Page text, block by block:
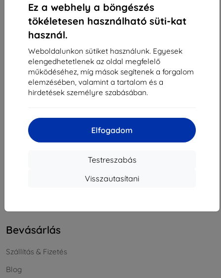
Ez a webhely a böngészés
tökéletesen használható süti-kat
használ.
Weboldalunkon sütiket használunk. Egyesek
elengedhetetlenek az oldal megfelelő
működéséhez, míg mások segítenek a forgalom
elemzésében, valamint a tartalom és a
hirdetések személyre szabásában.
Elfogadom
Testreszabás
Visszautasítani
Shield-Sk s.r.o.
Rudolf Mocka utca 3750/2A
841 04 Bratislava
Cégjegyzékszám:
46701494
ÁFA-azonosító:
SK2023549671
Elérhetőség
info@top4mobile.eu
Írjon nekünk
Bevásárlás
Szállítás & Fizetés
Blog